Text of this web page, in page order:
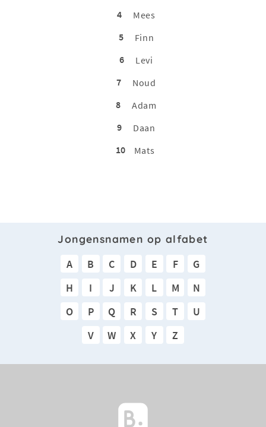
4
Mees
5
Finn
6
Levi
7
Noud
8
Adam
9
Daan
10
Mats
Jongensnamen op alfabet
A B C D E F
G
H
I J K L M
N
O
P Q R S T
U
V
W X Y Z